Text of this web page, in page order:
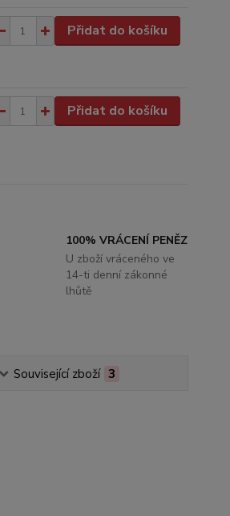
Přidat do košíku
Přidat do košíku
100% VRÁCENÍ PENĚZ
U zboží vráceného ve
14-ti denní zákonné
lhůtě
Související zboží 3